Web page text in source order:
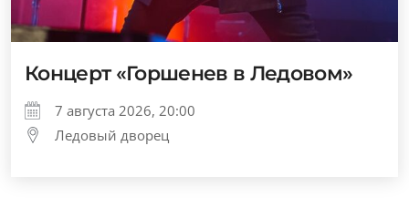
Концерт «Горшенев в Ледовом»
7 августа 2026, 20:00
Ледовый дворец